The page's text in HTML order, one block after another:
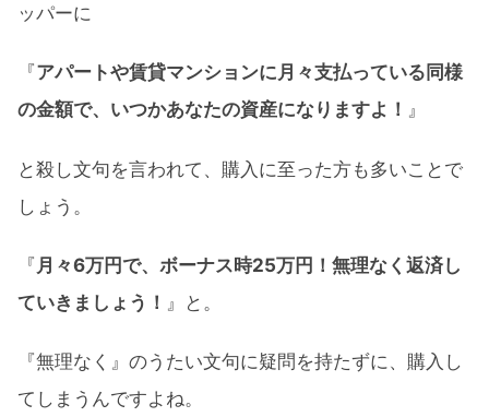
ッパーに
『アパートや賃貸マンションに月々支払っている同様
の金額で、いつかあなたの資産になりますよ！ 』
と殺し文句を言われて、購入に至った方も多いことで
しょう。
『 月々6万円で、ボーナス時25万円！無理なく返済し
ていきましょう！ 』と。
『無理なく』のうたい文句に疑問を持たずに、購入し
てしまうんですよね。